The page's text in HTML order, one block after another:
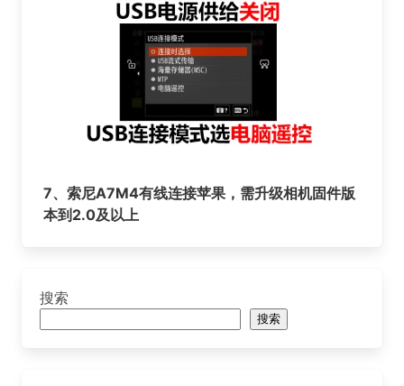
7、索尼A7M4有线连接苹果，需升级相机固件版
本到2.0及以上
搜索
搜索